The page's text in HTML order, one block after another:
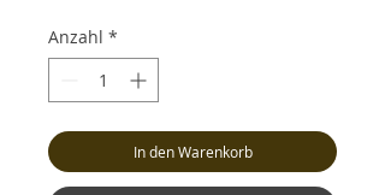
Anzahl *
In den Warenkorb